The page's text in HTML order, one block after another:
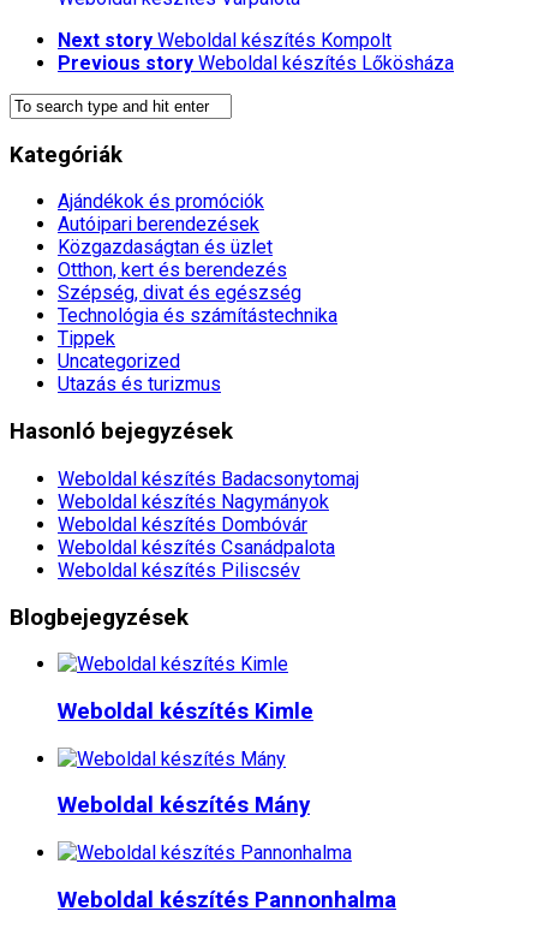
Next story Weboldal készítés​ Kompolt
Previous story Weboldal készítés​ Lőkösháza
Kategóriák
Ajándékok és promóciók
Autóipari berendezések
Közgazdaságtan és üzlet
Otthon, kert és berendezés
Szépség, divat és egészség
Technológia és számítástechnika
Tippek
Uncategorized
Utazás és turizmus
Hasonló bejegyzések
Weboldal készítés​ Badacsonytomaj
Weboldal készítés​ Nagymányok
Weboldal készítés​ Dombóvár
Weboldal készítés​ Csanádpalota
Weboldal készítés​ Piliscsév
Blogbejegyzések
Weboldal készítés​ Kimle
Weboldal készítés​ Mány
Weboldal készítés​ Pannonhalma